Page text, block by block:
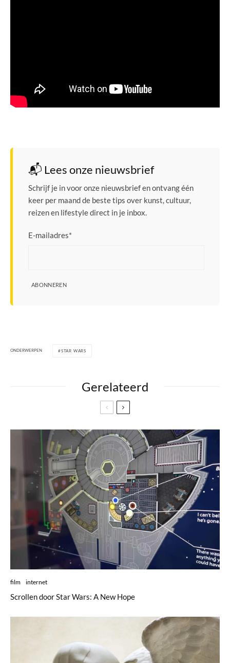
📬 Lees onze nieuwsbrief
Schrijf je in voor onze nieuwsbrief en ontvang één
keer per maand de beste tips over kunst, cultuur,
reizen en lifestyle direct in je inbox.
E-mailadres*
ABONNEREN
ONDERWERPEN STAR WARS
Gerelateerd
film internet
Scrollen door Star Wars: A New Hope